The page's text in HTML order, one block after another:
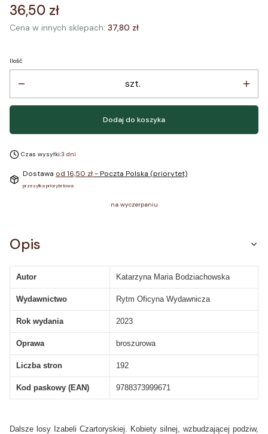
Cena
36,50 zł
Cena w innych sklepach: 37,80 zł
Ilość
szt.
Dodaj do koszyka
Czas wysyłki:3 dni
Dostawa od 16,50 zł- Poczta Polska (priorytet)
przesyłka priorytetowa
na wyczerpaniu
Opis
Autor Katarzyna Maria Bodziachowska
Wydawnictwo Rytm Oficyna Wydawnicza
Rok wydania 2023
Oprawa broszurowa
Liczba stron 192
Kod paskowy (EAN) 9788373999671
Dalsze losy Izabeli Czartoryskiej. Kobiety silnej, wzbudzającej podziw,